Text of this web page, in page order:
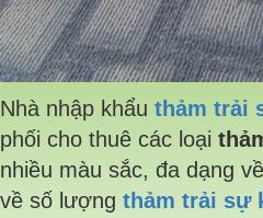
Nhà nhập khẩu thảm trải
phối cho thuê các loại
nhiều màu sắc, đa dạng
về số lượng thảm trải sự